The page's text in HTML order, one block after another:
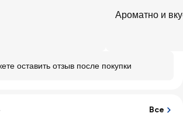
Ароматно и
оставить отзыв после покупки
Все